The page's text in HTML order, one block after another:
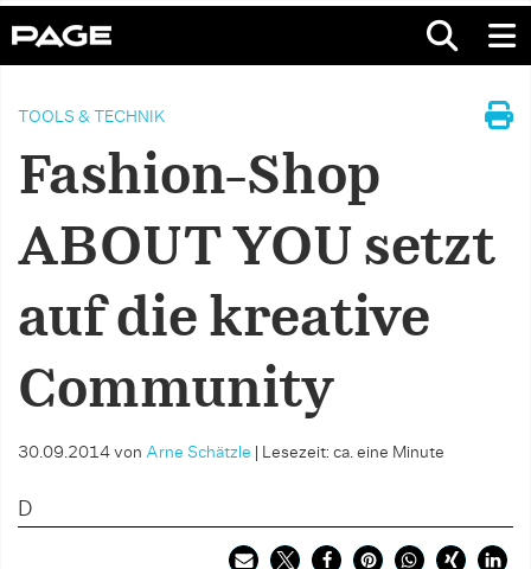
TOOLS & TECHNIK
Fashion-Shop
ABOUT YOU setzt
auf die kreative
Community
30.09.2014 von Arne Schätzle Lesezeit: ca. eine Minute
D